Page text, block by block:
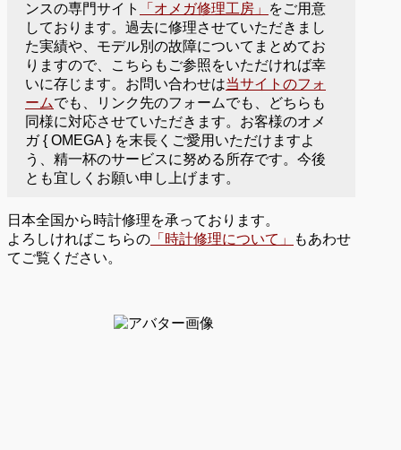
ンスの専門サイト
「オメガ修理工房」
をご用意
しております。過去に修理させていただきまし
た実績や、モデル別の故障についてまとめてお
りますので、こちらもご参照をいただければ幸
いに存じます。お問い合わせは当サイトのフォ
ームでも、リンク先のフォームでも、どちらも
同様に対応させていただきます。お客様のオメ
ガ { OMEGA } を末長くご愛用いただけますよ
う、精一杯のサービスに努める所存です。今後
とも宜しくお願い申し上げます。
日本全国から時計修理を承っております。
よろしければこちらの 「時計修理について」
もあわせ
てご覧ください。